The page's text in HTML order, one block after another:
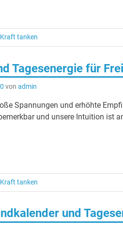
tanken
Tagesenergie für
von admin
Spannungen und erhöhte
und unsere Intuition ist
tanken
und